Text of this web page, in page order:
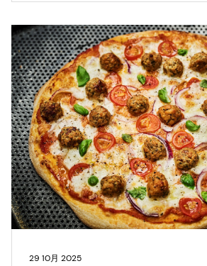
29 10月 2025